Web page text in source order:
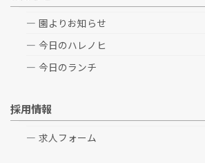
園よりお知らせ
今日のハレノヒ
今日のランチ
採用情報
求人フォーム